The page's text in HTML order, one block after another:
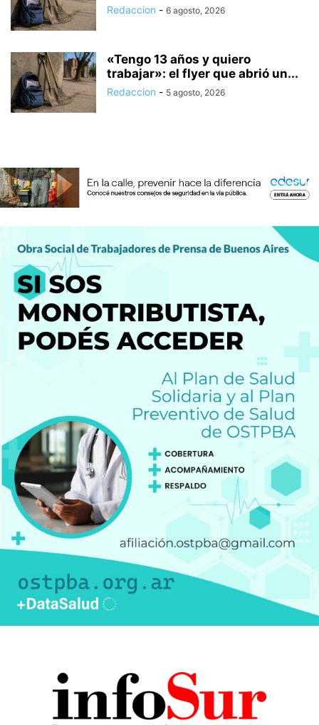
Redaccion - 6 agosto, 2026
«Tengo 13 años y quiero
trabajar»: el flyer que abrió un...
Redaccion - 5 agosto, 2026